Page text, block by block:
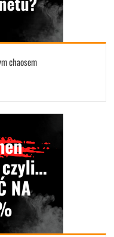
chaosem